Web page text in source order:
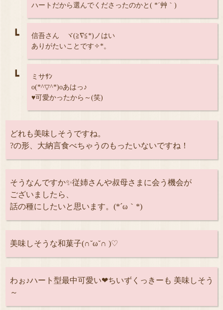
ハートだから選んでくださったのかと( *´艸｀)
┗
信吾さん ヾ(≧∇≦*)ノはい
ありがたいことです✧*。
┗
ミサｻﾝ
o(*^▽^*)oあはっ♪
♥️可愛かったから～(笑)
どれも美味しそうですね。
?の形、大納言食べちゃうのもったいないですね！
そうなんですか✨従姉さんや叔母さまに会う機会が
ございましたら、
話の種にしたいと思います。(*´ω｀*)
美味しそうな和菓子(∩˘ω˘∩ )♡
わぉ♪ハート型最中可愛い❤ちいずくっきーも 美味しそう
～